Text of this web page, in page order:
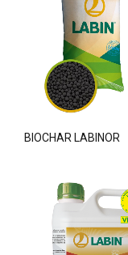
BIOCHAR LABINOR